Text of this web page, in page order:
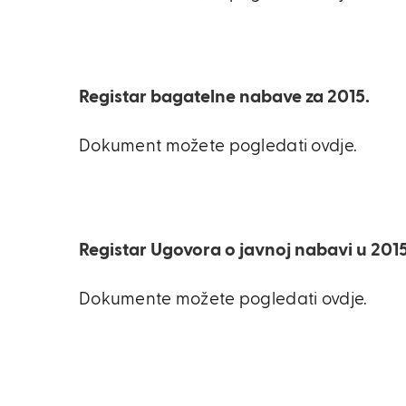
Registar bagatelne nabave za 2015.
Dokument možete pogledati ovdje.
Registar Ugovora o javnoj nabavi u
Dokumente možete pogledati ovdje.